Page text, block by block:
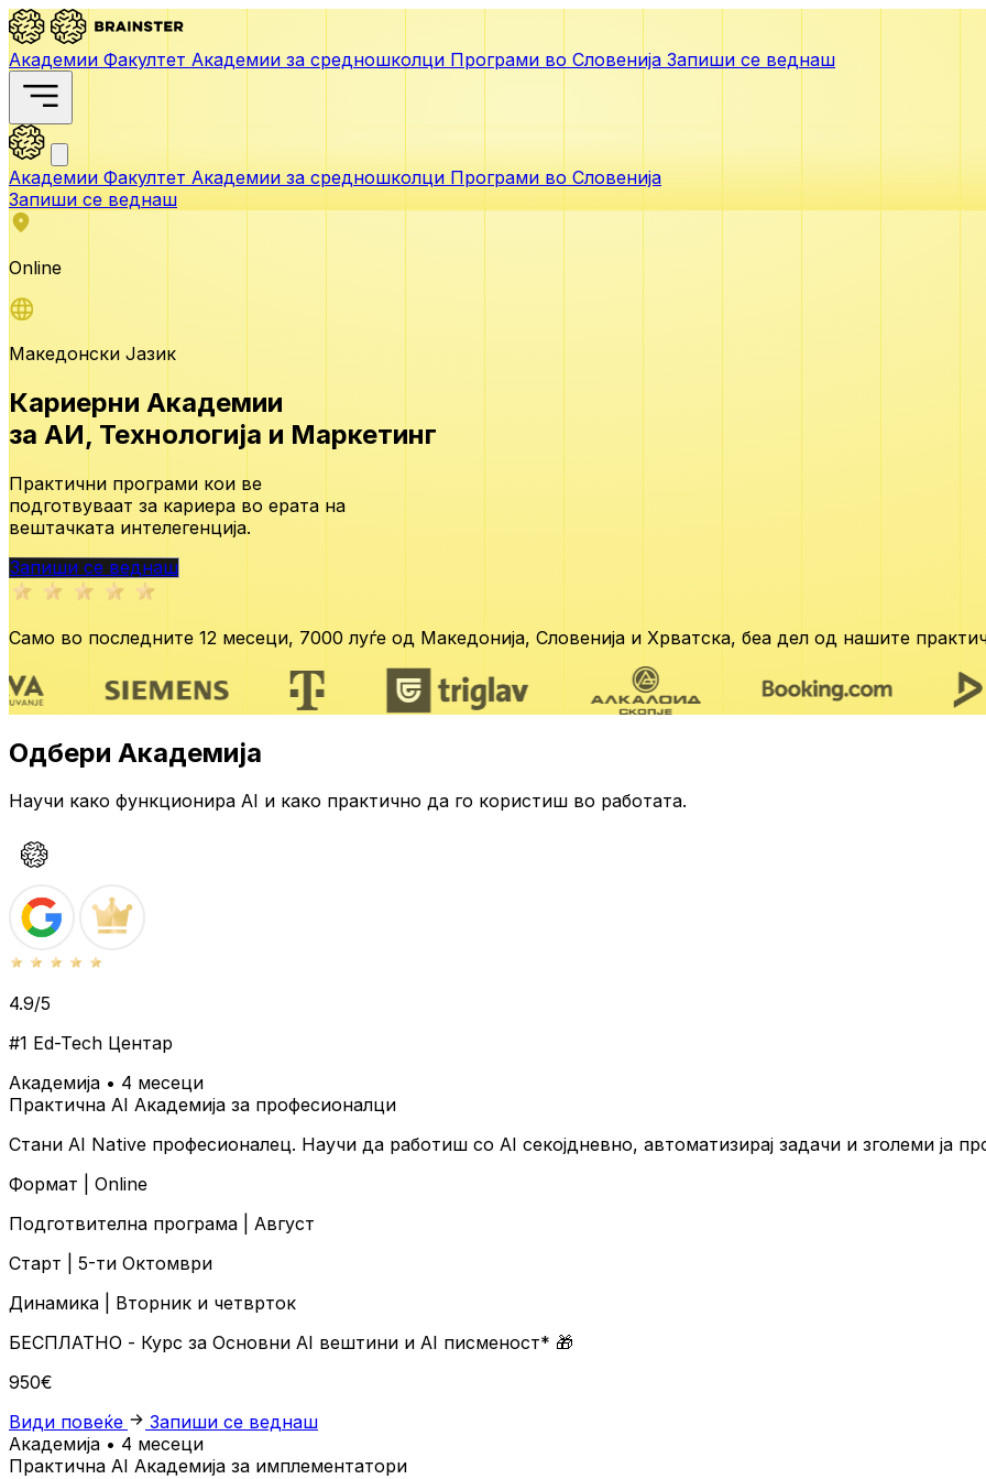
Академии Факултет Академии за средношколци Програми во Словенија Запиши се веднаш
Академии Факултет Академии за средношколци Програми во Словенија
Запиши се веднаш
Online
Македонски Јазик
Кариерни Академии
за АИ, Технологија и Маркетинг
Практични програми кои ве
подготвуваат за кариера во ерата на
вештачката интелегенција.
Запиши се веднаш
Само во последните 12 месеци, 7000 луѓе од Македонија, Словенија и Хрватска, беа дел од нашите
Одбери Академија
Научи како функционира AI и како практично да го користиш во работата.
4.9/5
#1 Ed-Tech Центар
Академија • 4 месеци
Практична AI Академија за професионалци
Стани AI Native професионалец. Научи да работиш со AI секојдневно, автоматизирај задачи и зголеми ја
Формат | Online
Подготвителна програма | Август
Старт | 5-ти Октомври
Динамика | Вторник и четврток
БЕСПЛАТНО - Курс за Основни AI вештини и AI писменост* 🎁
950€
Види повеќе
Запиши се веднаш
Академија • 4 месеци
Практична AI Академија за имплементатори